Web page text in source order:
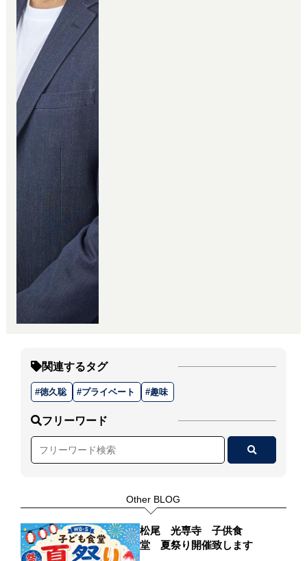
関連するタグ
徳久聡 プライベート 趣味
フリーワード
Other BLOG